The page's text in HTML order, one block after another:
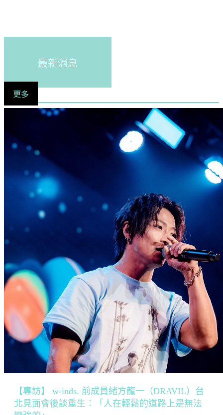
最新消息
更多
【專訪】 w-inds. 前成員緒方龍一（DRAVIL）台
北見面會後談重生：「人在輕鬆的道路上是無法